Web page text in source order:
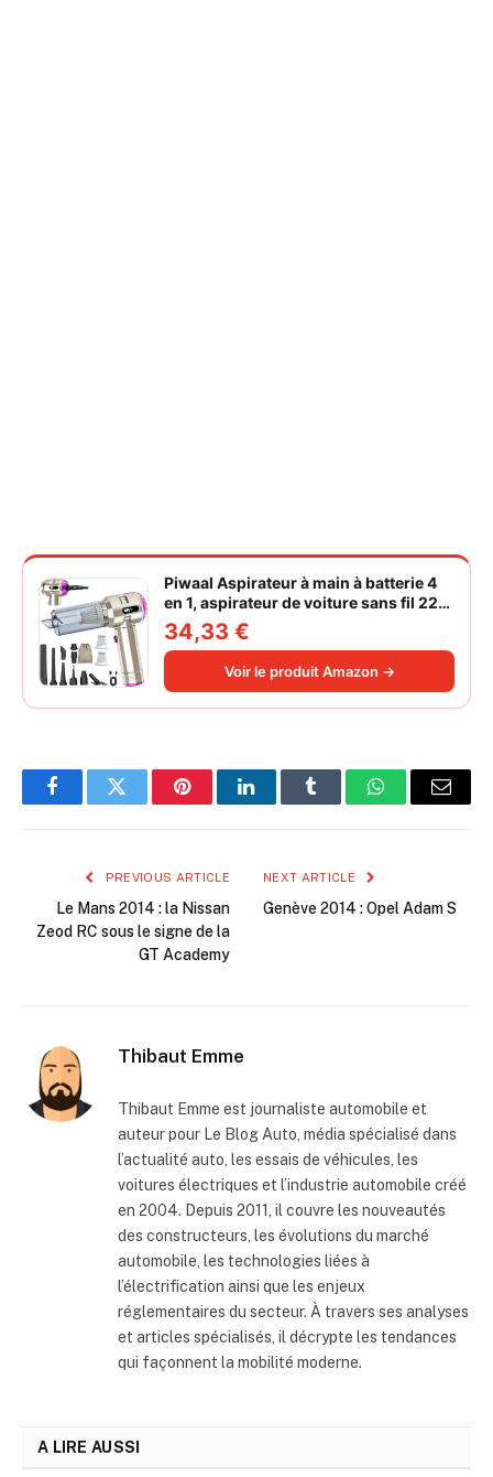
Piwaal Aspirateur à main à batterie 4
en 1, aspirateur de voiture sans fil 22
000 Pa avec moteur sans balais,
souffleur électrique à air comprimé
220 000 tr/min 3 vitesses pour poils
d'animaux
34,33 €
Voir le produit Amazon →
FacebookTwitter PinterestLinkedInTumblr WhatsAppEmail
PREVIOUS ARTICLE
Le Mans 2014 : la Nissan
Zeod RC sous le signe de la
GT Academy
NEXT ARTICLE
Genève 2014 : Opel Adam S
Thibaut Emme
Thibaut Emme est journaliste automobile et
auteur pour Le Blog Auto, média spécialisé dans
l’actualité auto, les essais de véhicules, les
voitures électriques et l’industrie automobile créé
en 2004. Depuis 2011, il couvre les nouveautés
des constructeurs, les évolutions du marché
automobile, les technologies liées à
l’électrification ainsi que les enjeux
réglementaires du secteur. À travers ses analyses
et articles spécialisés, il décrypte les tendances
qui façonnent la mobilité moderne.
A LIRE AUSSI